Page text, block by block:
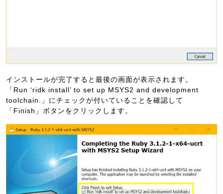
インストールが完了すると最後の画面が表示されます。
「Run ‘ridk install’ to set up MSYS2 and development
toolchain.」にチェックが付いていることを確認して
「Finish」ボタンをクリックします。